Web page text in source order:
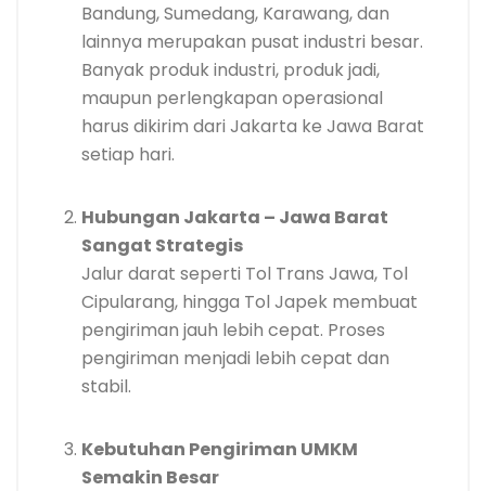
Bandung, Sumedang, Karawang, dan
lainnya merupakan pusat industri besar.
Banyak produk industri, produk jadi,
maupun perlengkapan operasional
harus dikirim dari Jakarta ke Jawa Barat
setiap hari.
Hubungan Jakarta – Jawa Barat
Sangat Strategis
Jalur darat seperti Tol Trans Jawa, Tol
Cipularang, hingga Tol Japek membuat
pengiriman jauh lebih cepat. Proses
pengiriman menjadi lebih cepat dan
stabil.
Kebutuhan Pengiriman UMKM
Semakin Besar